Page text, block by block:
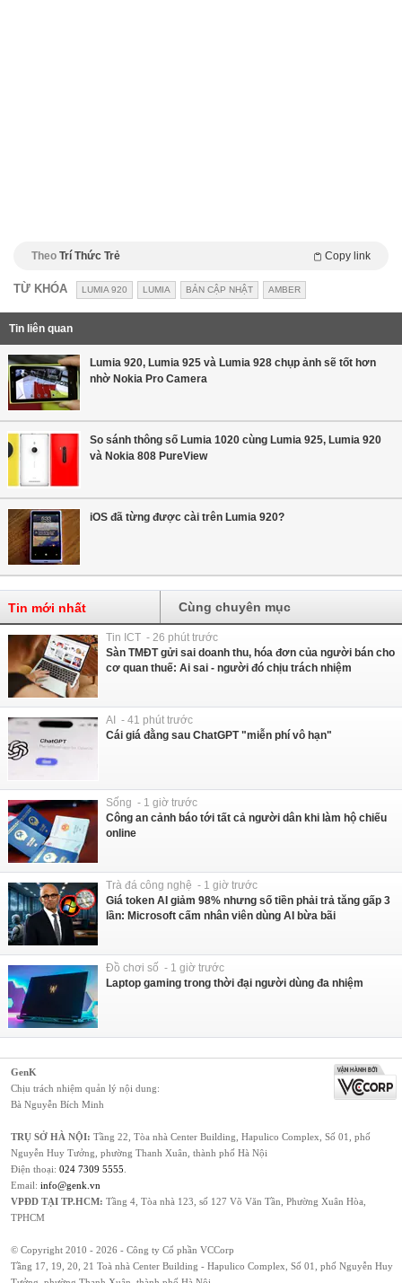
Theo Trí Thức Trẻ Copy link
TỪ KHÓA LUMIA 920 LUMIA BẢN CẬP NHẬT AMBER
Tin liên quan
Lumia 920, Lumia 925 và Lumia 928 chụp ảnh sẽ tốt hơn
nhờ Nokia Pro Camera
So sánh thông số Lumia 1020 cùng Lumia 925, Lumia 920
và Nokia 808 PureView
iOS đã từng được cài trên Lumia 920?
Tin mới nhất Cùng chuyên mục
Tin ICT - 26 phút trước
Sàn TMĐT gửi sai doanh thu, hóa đơn của người bán cho
cơ quan thuế: Ai sai - người đó chịu trách nhiệm
AI - 41 phút trước
Cái giá đằng sau ChatGPT "miễn phí vô hạn"
Sống - 1 giờ trước
Công an cảnh báo tới tất cả người dân khi làm hộ chiếu
online
Trà đá công nghệ - 1 giờ trước
Giá token AI giảm 98% nhưng số tiền phải trả tăng gấp 3
lần: Microsoft cấm nhân viên dùng AI bừa bãi
Đồ chơi số - 1 giờ trước
Laptop gaming trong thời đại người dùng đa nhiệm
GenK
Chịu trách nhiệm quản lý nội dung:
Bà Nguyễn Bích Minh
TRỤ SỞ HÀ NỘI: Tầng 22, Tòa nhà Center Building, Hapulico Complex, Số 01, phố
Nguyễn Huy Tưởng, phường Thanh Xuân, thành phố Hà Nội
Điện thoại: 024 7309 5555
Email: info@genk.vn
VPĐD TẠI TP.HCM: Tầng 4, Tòa nhà 123, số 127 Võ Văn Tần, Phường Xuân Hòa,
TPHCM
© Copyright 2010 - 2026 - Công ty Cổ phần VCCorp
Tầng 17, 19, 20, 21 Toà nhà Center Building - Hapulico Complex, Số 01, phố Nguyễn Huy